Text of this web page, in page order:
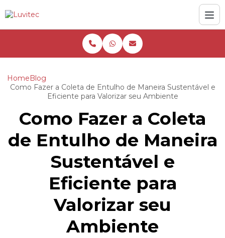
HomeBlog
Como Fazer a Coleta de Entulho de Maneira Sustentável e
Eficiente para Valorizar seu Ambiente
Como Fazer a Coleta
de Entulho de Maneira
Sustentável e
Eficiente para
Valorizar seu
Ambiente